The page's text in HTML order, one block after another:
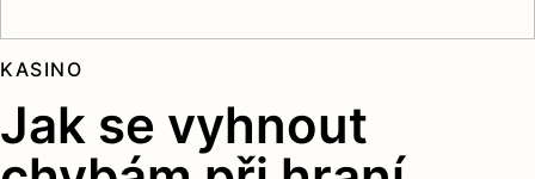
Jak se vyhnout
KASINO